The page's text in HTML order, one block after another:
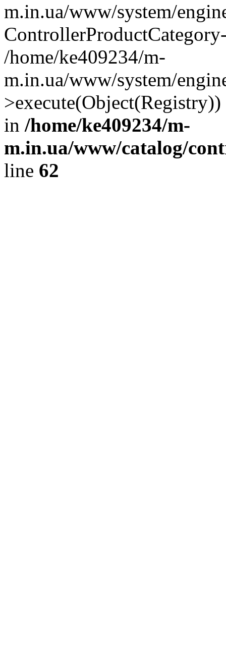
m.in.ua/www/system/
/home/ke409234/m-
m.in.ua/www/system/
in /home/ke409234/m-
m.in.ua/www/catalog/
line 62